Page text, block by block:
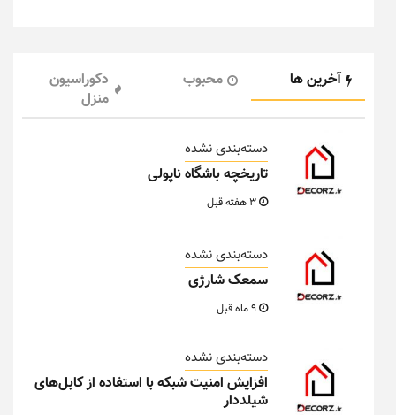
آخرین ها محبوب
دکوراسیون
منزل
دسته‌بندی نشده
تاریخچه باشگاه ناپولی
دسته‌بندی نشده
سمعک شارژی
دسته‌بندی نشده
افزایش امنیت شبکه با استفاده از کابل‌های
شیلددار